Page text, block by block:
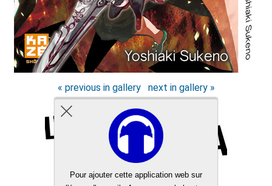
« previous in gallery next in gallery »